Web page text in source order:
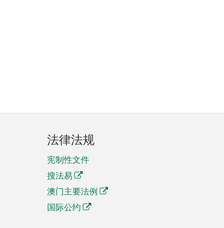
法律法规
宪制性文件
搜法易
澳门主要法例
国际公约